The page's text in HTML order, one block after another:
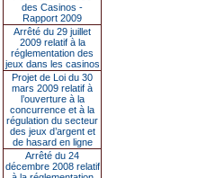
des Casinos -
Rapport 2009
Arrêté du 29 juillet
2009 relatif à la
réglementation des
jeux dans les casinos
Projet de Loi du 30
mars 2009 relatif à
l’ouverture à la
concurrence et à la
régulation du secteur
des jeux d’argent et
de hasard en ligne
Arrêté du 24
décembre 2008 relatif